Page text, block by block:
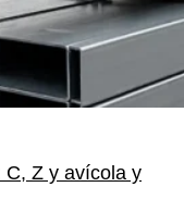
C, Z y avícola y